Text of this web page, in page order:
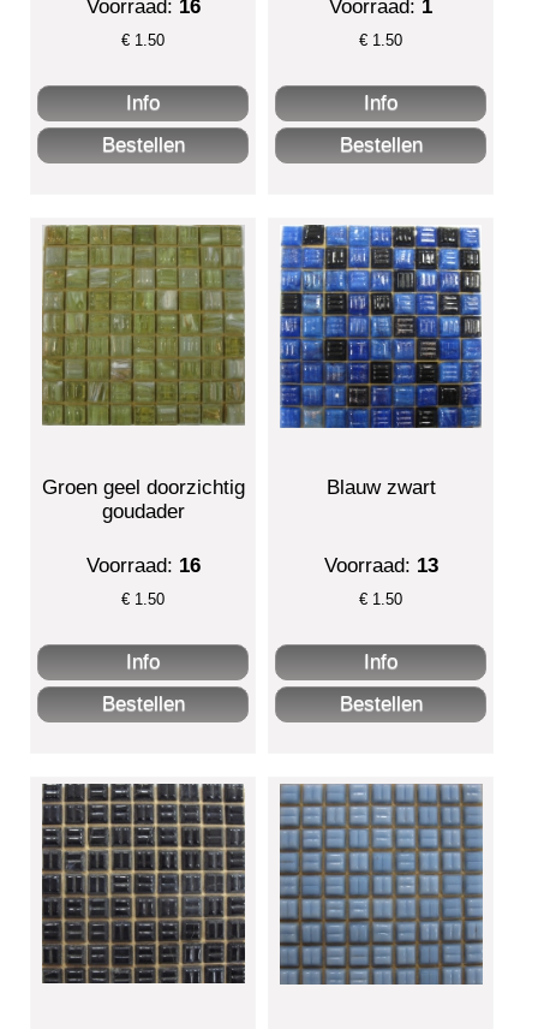
Voorraad: 16
€ 1.50
Voorraad: 1
€ 1.50
Groen geel doorzichtig
goudader
Voorraad: 16
€ 1.50
Blauw zwart
Voorraad: 13
€ 1.50